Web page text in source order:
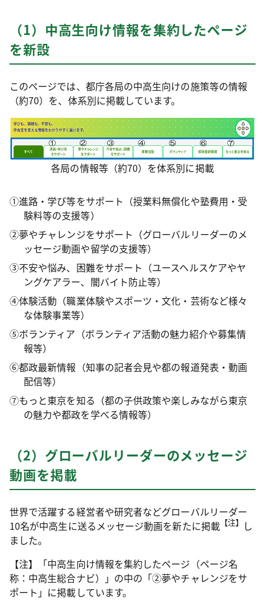
（1）中高生向け情報を集約したページ
を新設
このページでは、都庁各局の中高生向けの施策等の情報
（約70）を、体系別に掲載しています。
各局の情報等（約70）を体系別に掲載
①進路・学び等をサポート（授業料無償化や塾費用・受
験料等の支援等）
②夢やチャレンジをサポート（グローバルリーダーのメ
ッセージ動画や留学の支援等）
③不安や悩み、困難をサポート（ユースヘルスケアやヤ
ングケアラー、闇バイト防止等）
④体験活動（職業体験やスポーツ・文化・芸術など様々
な体験事業等）
⑤ボランティア（ボランティア活動の魅力紹介や募集情
報等）
⑥都政最新情報（知事の記者会見や都の報道発表・動画
配信等）
⑦もっと東京を知る（都の子供政策や楽しみながら東京
の魅力や都政を学べる情報等）
（2）グローバルリーダーのメッセージ
動画を掲載
世界で活躍する経営者や研究者などグローバルリーダー
10名が中高生に送るメッセージ動画を新たに掲載【注】 し
ました。
【注】「中高生向け情報を集約したページ（ページ名
称：中高生総合ナビ）」の中の「②夢やチャレンジをサ
ポート」に掲載しています。